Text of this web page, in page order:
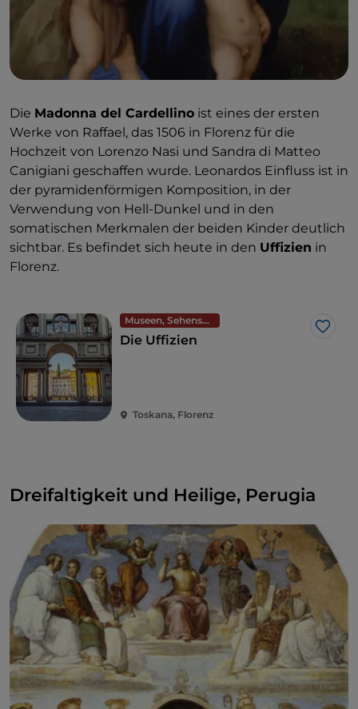
Die Madonna del Cardellino ist eines der ersten
Werke von Raffael, das 1506 in Florenz für die
Hochzeit von Lorenzo Nasi und Sandra di Matteo
Canigiani geschaffen wurde. Leonardos Einfluss ist in
der pyramidenförmigen Komposition, in der
Verwendung von Hell-Dunkel und in den
somatischen Merkmalen der beiden Kinder deutlich
sichtbar. Es befindet sich heute in den Uffizien in
Florenz.
Museen, Sehenswürdigkeiten und Denkmäler
Like
Die Uffizien
Toskana, Florenz
Dreifaltigkeit und Heilige, Perugia